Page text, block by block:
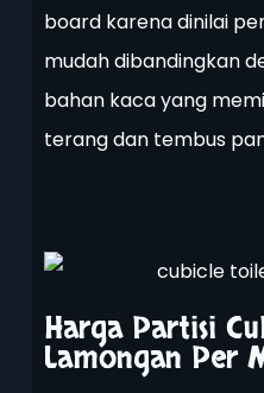
board karena dinilai
mudah dibandingkan
bahan kaca yang
terang dan tembus
Harga Partisi
Lamongan Per